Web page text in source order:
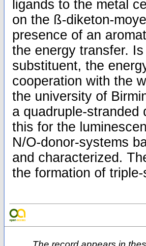
ligands to the metal
on the ß-diketon-
presence of an
the energy transfer.
substituent, the
cooperation with the
the university of
a quadruple-stranded
this for the
N/O-donor-systems
and characterized.
the formation of